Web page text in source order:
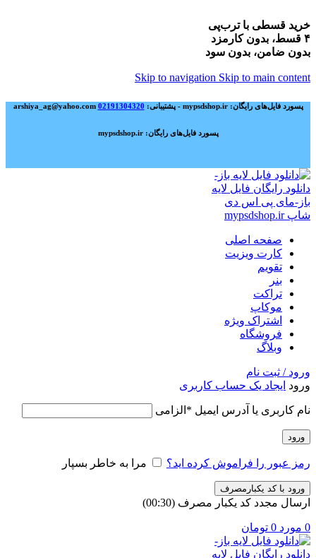
خرید قسطی با ترب‌پی
۴ قسط، بدون کارمزد
بدون ضامن، بدون سود
Skip to navigation Skip to main content
پسورد فایل‌های رایگان: mypsdshop.ir - پشتیبانی: arshiya_ag@yahoo.com 02191304320
پسورد فایل‌های رایگان: mypsdshop.ir
صفحه اصلی
کارت ویزیت
تقویم
بنر
تراکت
موکاپ
اشتراک ویژه
فروشگاه
وبلاگ
ورود / ثبت نام
ورود ایجاد یک حساب کاربری
نام کاربری یا آدرس ایمیل * الزامی
ورود
رمز عبور را فراموش کرده اید؟ مرا به خاطر بسپار
ورود با کد یکبارمصرف
ارسال مجدد کد یکبار مصرف (00:
30
)
0 مورد 0 تومان